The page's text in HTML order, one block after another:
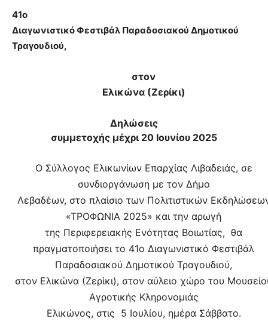
41ο
Διαγωνιστικό Φεστιβάλ Παραδοσιακού Δημοτικού
Τραγουδιού,
στον
Ελικώνα (Ζερίκι)
Δηλώσεις
συμμετοχής μέχρι 20 Ιουνίου 2025
Ο Σύλλογος Ελικωνίων Επαρχίας Λιβαδειάς, σε
συνδιοργάνωση με τον Δήμο
Λεβαδέων, στο πλαίσιο των Πολιτιστικών
«ΤΡΟΦΩΝΙΑ 2025» και την αρωγή
της Περιφερειακής Ενότητας Βοιωτίας, θα
πραγματοποιήσει το 41ο Διαγωνιστικό Φεστιβάλ
Παραδοσιακού Δημοτικού Τραγουδιού,
στον Ελικώνα (Ζερίκι), στον αύλειο χώρο του
Αγροτικής Κληρονομιάς
Ελικώνος, στις 5 Ιουλίου, ημέρα Σάββατο.